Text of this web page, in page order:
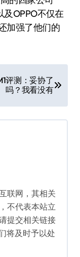
OPPO不仅在
加强了他们的
评测：妥协了
吗？我看没有
联网，其相关
不代表本站立
提交相关链接
将及时予以处